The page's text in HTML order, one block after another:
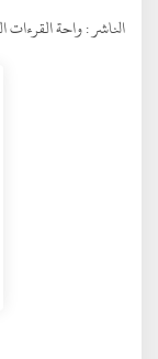
الناشر :واحة